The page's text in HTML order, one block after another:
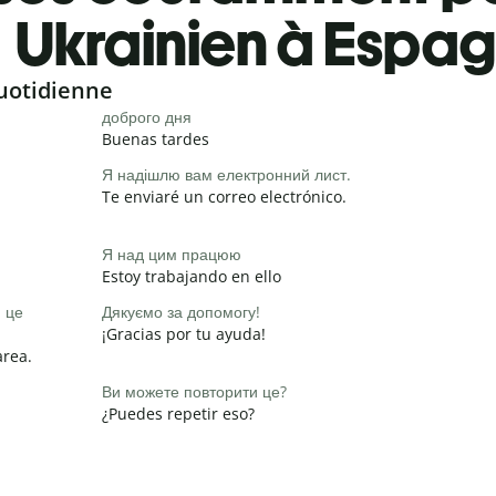
Ukrainien à
доброго дня
Buenas tardes
Я надішлю вам електронний лист.
Te enviaré un correo electrónico.
Я над цим працюю
Estoy trabajando en ello
це
Дякуємо за допомогу!
¡Gracias por tu ayuda!
Ви можете повторити це?
¿Puedes repetir eso?